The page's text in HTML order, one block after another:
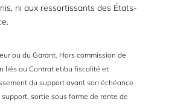
ni aux ressortissants des États-
ou du Garant. Hors commission de
liés au Contrat et/ou fiscalité et
du support avant son échéance
sortie sous forme de rente de